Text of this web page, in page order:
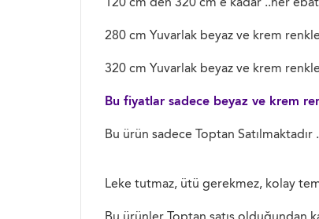
280 cm Yuvarlak beyaz ve krem
320 cm Yuvarlak beyaz ve krem
Bu fiyatlar sadece beyaz ve krem
Bu ürün sadece Toptan Satılmaktadır
Leke tutmaz, ütü gerekmez, kolay